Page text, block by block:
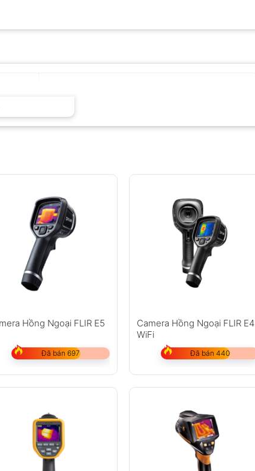
Hồng Ngoại FLIR E5
Đã bán 697
Camera Hồng Ngoại FLIR E4
WiFi
Đã bán 440